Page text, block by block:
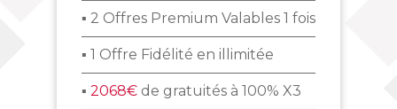
▪ 2 Offres Premium Valables 1 fois
▪ 1 Offre Fidélité en illimitée
▪ 2068€ de gratuités à 100% X3